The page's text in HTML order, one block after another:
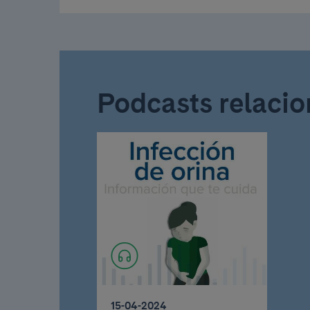
Podcasts
15-04-2024